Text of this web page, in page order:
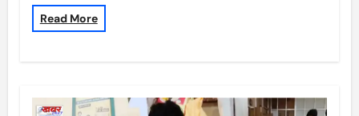
Read More